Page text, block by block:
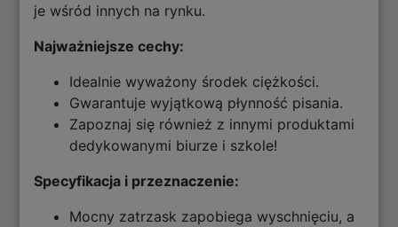
je wśród innych na rynku.
Najważniejsze cechy:
Idealnie wyważony środek ciężkości.
Gwarantuje wyjątkową płynność pisania.
Zapoznaj się również z innymi produktami
dedykowanymi biurze i szkole!
Specyfikacja i przeznaczenie:
Mocny zatrzask zapobiega wyschnięciu, a